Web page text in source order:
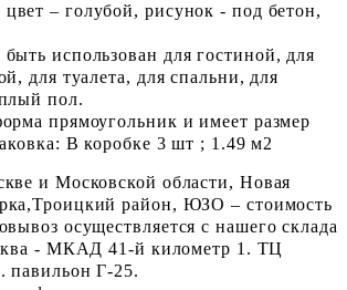
– голубой, рисунок - под бетон,
использован для гостиной, для
для туалета, для спальни, для
пол.
прямоугольник и имеет размер
В коробке 3 шт ; 1.49 м2
и Московской области, Новая
район, ЮЗО – стоимость
осуществляется с нашего склада
- МКАД 41-й километр 1. ТЦ
павильон Г-25.